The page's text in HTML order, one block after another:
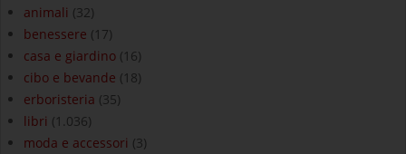
animali (32)
benessere (17)
casa e giardino (16)
cibo e bevande (18)
erboristeria (35)
libri (1.036)
moda e accessori (3)